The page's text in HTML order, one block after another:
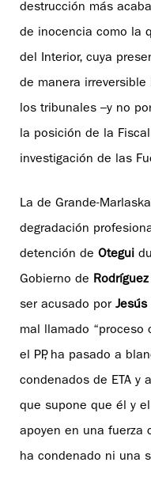
destrucción más
de inocencia como la
del Interior, cuya
de manera
los tribunales –y no
la posición de la
investigación de las
La de Grande-
degradación
detención de Otegui
Gobierno de
ser acusado por Jesús
mal llamado “proceso
el PP, ha pasado a
condenados de ETA y
que supone que él y
apoyen en una fuerza
ha condenado ni una